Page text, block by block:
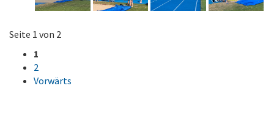
Seite 1 von 2
1
2
Vorwärts